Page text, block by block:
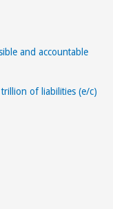
and accountable
of liabilities (e/c)